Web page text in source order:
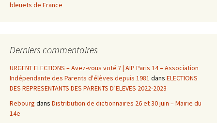
bleuets de France
Derniers commentaires
URGENT ELECTIONS – Avez-vous voté ? | AIP Paris 14 – Association
Indépendante des Parents d'élèves depuis 1981 dans ELECTIONS
DES REPRESENTANTS DES PARENTS D’ELEVES 2022-2023
Rebourg dans Distribution de dictionnaires 26 et 30 juin – Mairie du
14e